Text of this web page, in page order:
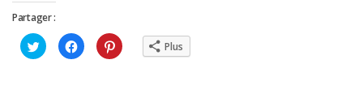
Partager :
Cliquez
pour
partager
Cliquez
pour
partager
Cliquez
pour Plus